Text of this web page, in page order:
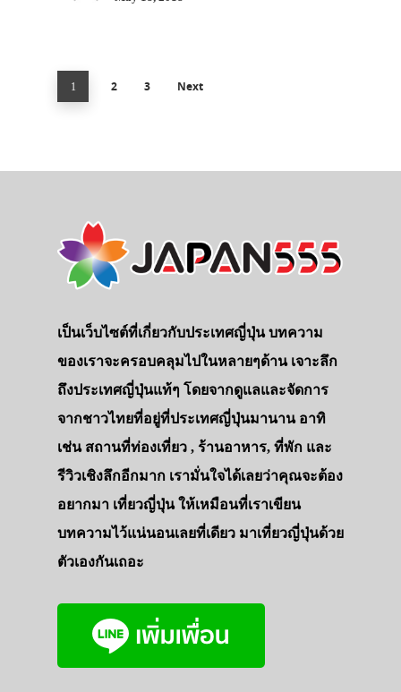
1 2 3 Next
เป็นเว็บไซต์ที่เกี่ยวกับประเทศญี่ปุ่น บทความ
ของเราจะครอบคลุมไปในหลายๆด้าน เจาะลึก
ถึงประเทศญี่ปุ่นแท้ๆ โดยจากดูแลและจัดการ
จากชาวไทยที่อยู่ที่ประเทศญี่ปุ่นมานาน อาทิ
เช่น สถานที่ท่องเที่ยว , ร้านอาหาร, ที่พัก และ
รีวิวเชิงลึกอีกมาก เรามั่นใจได้เลยว่าคุณจะต้อง
อยากมา เที่ยวญี่ปุ่น ให้เหมือนที่เราเขียน
บทความไว้แน่นอนเลยที่เดียว มาเที่ยวญี่ปุ่นด้วย
ตัวเองกันเถอะ